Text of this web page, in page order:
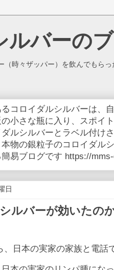
バーの
時々ザッパー）を飲んでもら
コロイダルシルバーは、
小さな瓶に入り、スポイ
ルシルバーとラベル付け
物の銀粒子のコロイダル
易ブログです https://
日
ルバーが効いたの
日本の実家の家族と電話